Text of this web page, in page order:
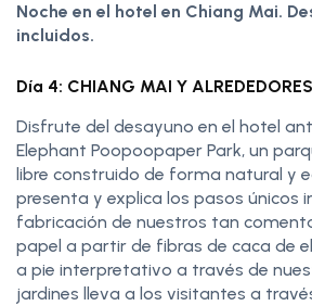
Noche en el hotel en Chiang Mai.
incluidos.
Día 4: CHIANG MAI Y ALREDEDORES
Disfrute del desayuno en el hotel
Elephant Poopoopaper Park, un
libre construido de forma natural y
presenta y explica los pasos únicos
fabricación de nuestros tan
papel a partir de fibras de caca de
a pie interpretativo a través de
jardines lleva a los visitantes a